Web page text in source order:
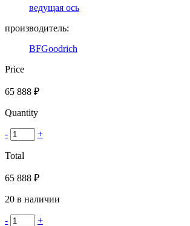
ведущая ось
производитель:
BFGoodrich
Price
65 888 ₽
Quantity
- +
Total
65 888 ₽
20 в наличии
- +